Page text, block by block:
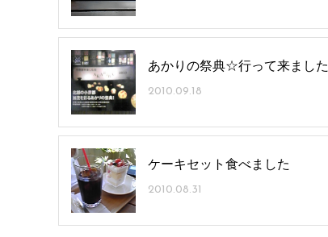
あかりの祭典☆行って来ました
2010.09.18
ケーキセット食べました
2010.08.31